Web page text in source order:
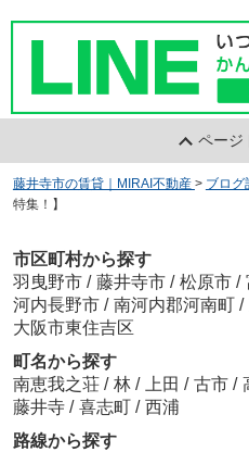
ページ
藤井寺市の賃貸｜MIRAI不動産 > ブログ
特集！】
市区町村から探す
羽曳野市 / 藤井寺市 / 松原市 /
河内長野市 / 南河内郡河南町 /
大阪市東住吉区
町名から探す
南恵我之荘 / 林 / 上田 / 古市 /
藤井寺 / 喜志町 / 西浦
路線から探す